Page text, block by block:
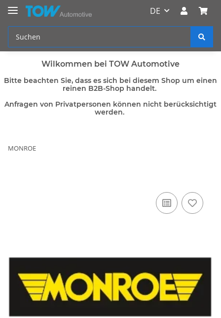
DE
Wilkommen bei TOW Automotive
Bitte beachten Sie, dass es sich bei diesem Shop um einen
reinen B2B-Shop handelt.
Anfragen von Privatpersonen können nicht berücksichtigt
werden.
MONROE